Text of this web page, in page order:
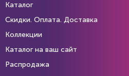
Каталог
Скидки. Оплата. Доставка
Коллекции
Каталог на ваш сайт
Распродажа